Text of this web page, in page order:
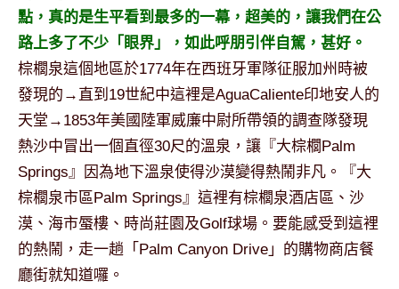
作
者、
各
發
表
會
及
活
動
主
持、
學
校
企
點，真的是生平看到最多的一幕，超美的，讓我們在公
路上多了不少「眼界」，如此呼朋引伴自駕，甚好。
棕櫚泉這個地區於1774年在西班牙軍隊征服加州時被
發現的→直到19世紀中這裡是AguaCaliente印地安人的
天堂→1853年美國陸軍威廉中尉所帶領的調查隊發現
熱沙中冒出一個直徑30尺的溫泉，讓『大棕櫚Palm
Springs』因為地下溫泉使得沙漠變得熱鬧非凡。『大
棕櫚泉市區Palm Springs』這裡有棕櫚泉酒店區、沙
漠、海市蜃樓、時尚莊園及Golf球場。要能感受到這裡
的熱鬧，走一趟「Palm Canyon Drive」的購物商店餐
廳街就知道囉。